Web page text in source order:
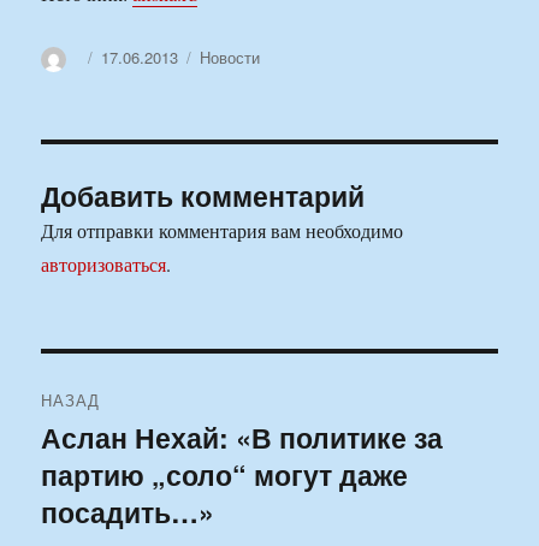
АвторОпубликовано
17.06.2013 Рубрики
Новости
Добавить комментарий
Для отправки комментария вам необходимо
авторизоваться.
по
записям
НАЗАД
Предыдущая
запись:
Аслан Нехай: «В политике за
партию „соло“ могут даже
посадить…»